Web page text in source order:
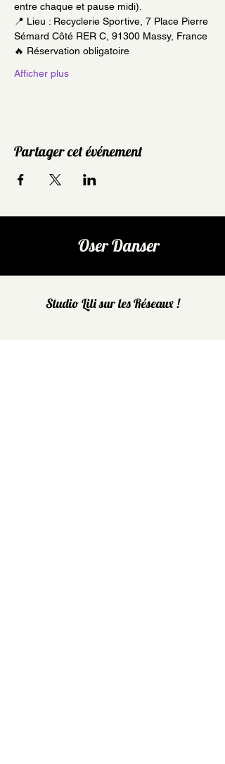
entre chaque et pause midi).
📍 Lieu : Recyclerie Sportive, 7 Place Pierre
Sémard Côté RER C, 91300 Massy, France
🔥 Réservation obligatoire
Afficher plus
Partager cet événement
Oser Danser
Studio Lili sur les Réseaux !